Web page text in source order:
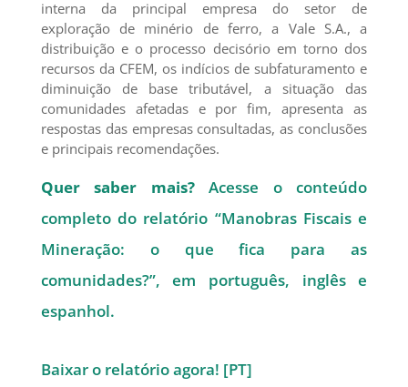
interna da principal empresa do setor de
exploração de minério de ferro, a Vale S.A., a
distribuição e o processo decisório em torno dos
recursos da CFEM, os indícios de subfaturamento e
diminuição de base tributável, a situação das
comunidades afetadas e por fim, apresenta as
respostas das empresas consultadas, as conclusões
e principais recomendações.
Quer saber mais?Acesse o conteúdo
completo do relatório “Manobras Fiscais e
Mineração: o que fica para as
comunidades?”, em português, inglês e
espanhol.
Baixar o relatório agora! [PT]